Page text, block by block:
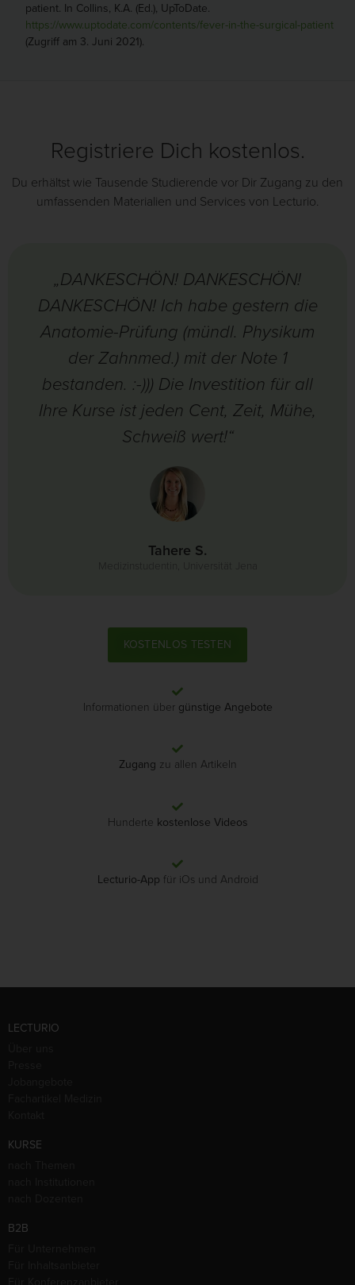
patient. In Collins, K.A. (Ed.), UpToDate.
https://www.uptodate.com/contents/fever-in-the-surgical-patient
(Zugriff am 3. Juni 2021).
Registriere Dich kostenlos.
Du erhältst wie Tausende Studierende vor Dir Zugang zu den
umfassenden Materialien und Services von Lecturio.
„DANKESCHÖN! DANKESCHÖN!
DANKESCHÖN! Ich habe gestern die
Anatomie-Prüfung (mündl. Physikum
der Zahnmed.) mit der Note 1
bestanden. :-))) Die Investition für all
Ihre Kurse ist jeden Cent, Zeit, Mühe,
Schweiß wert!“
Tahere S.
Medizinstudentin, Universität Jena
KOSTENLOS TESTEN
Informationen über günstige Angebote
Zugang zu allen Artikeln
Hunderte kostenlose Videos
Lecturio-App für iOs und Android
LECTURIO
KURSE
B2B